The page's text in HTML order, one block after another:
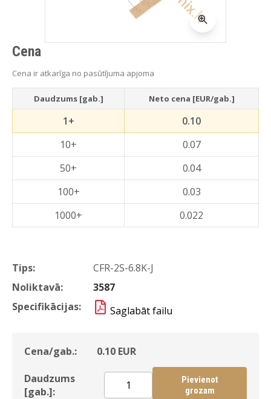
Tips:
CFR-2S-6.8K-J
Noliktavā:
3587
Specifikācijas:
Saglabāt failu
Cena/gab.: 0.10 EUR
Daudzums
[gab.]:
Pievienot
grozam
Cena
Cena ir atkarīga no pasūtījuma apjoma
Daudzums [gab.] Neto cena [EUR/gab.]
1+
0.10
10+
0.07
50+
0.04
100+
0.03
1000+
0.022